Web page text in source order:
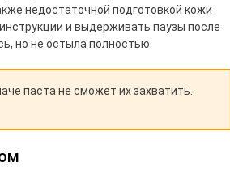
недостаточной подготовкой кожи
и выдерживать паузы после
но не остыла полностью.
паста не сможет их захватить.